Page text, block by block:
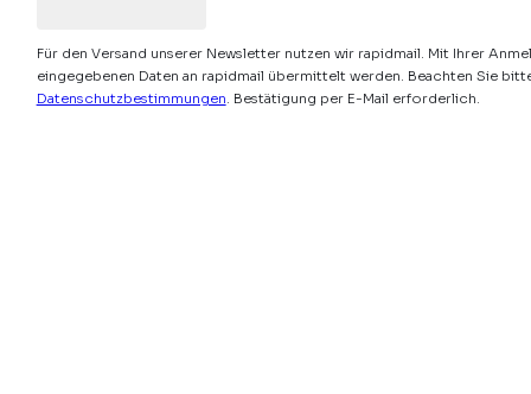
Für den Versand unserer Newsletter nutzen wir rapidmail. Mit Ihrer
eingegebenen Daten an rapidmail übermittelt werden. Beachten Sie
Datenschutzbestimmungen. Bestätigung per E-Mail erforderlich.